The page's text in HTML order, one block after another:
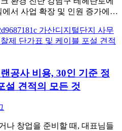
에서 사업 확장 및 인원 증가에…
공사 비용, 30인 기준 정
설 견적의 모든 것
나 창업을 준비할 때, 대표님들